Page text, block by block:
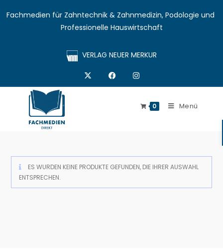
Fachmedien für Zahntechnik & Zahnmedizin, Podologie und
Professionelle Hauswirtschaft
VERLAG NEUER MERKUR
0 Menü
ES WURDEN KEINE PRODUKTE GEFUNDEN, DIE IHRER AUSWAHL
ENTSPRECHEN.